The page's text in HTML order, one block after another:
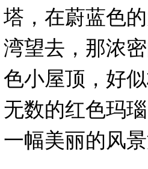
塔，在蔚蓝色
湾望去，那浓
色小屋顶，好
无数的红色玛
一幅美丽的风景